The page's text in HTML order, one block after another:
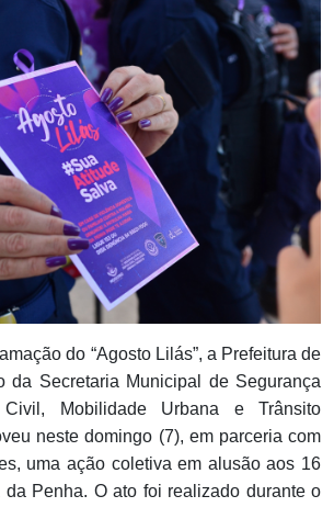
PESQUISAR
do “Agosto Lilás”, a Prefeitura de
da Secretaria Municipal de Segurança
Mobilidade Urbana e Trânsito
neste domingo (7), em parceria com
uma ação coletiva em alusão aos 16
Penha. O ato foi realizado durante o